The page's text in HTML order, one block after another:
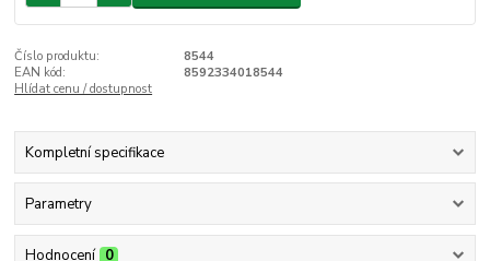
Číslo produktu:
8544
EAN kód:
8592334018544
Hlídat cenu / dostupnost
Kompletní specifikace
Parametry
Hodnocení 0